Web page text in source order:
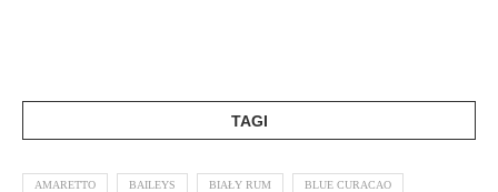
TAGI
AMARETTO BAILEYS BIAŁY RUM BLUE CURACAO